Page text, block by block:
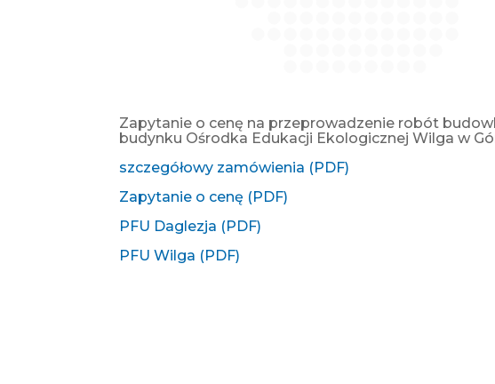
Zapytanie o cenę na przeprowadzenie robót
budynku Ośrodka Edukacji Ekologicznej Wilga w
szczegółowy zamówienia (PDF)
Zapytanie o cenę (PDF)
PFU Daglezja (PDF)
PFU Wilga (PDF)